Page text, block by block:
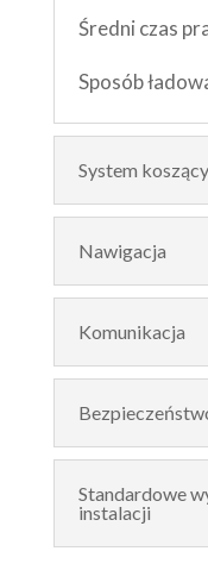
Średni czas
Sposób
System koszący
Nawigacja
Komunikacja
Standardowe
instalacji